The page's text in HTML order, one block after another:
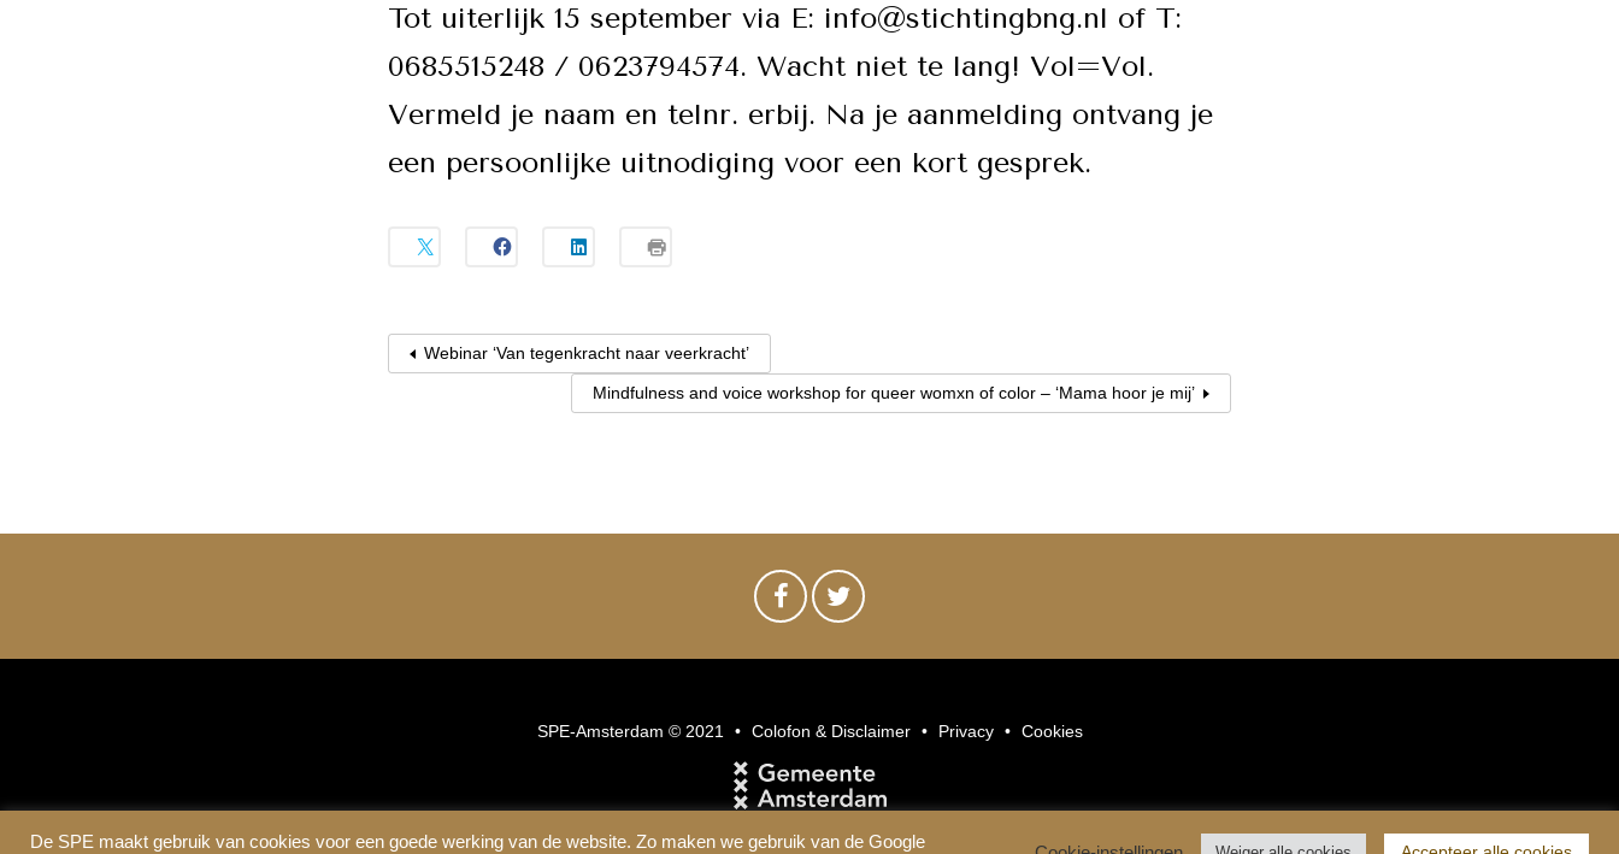
Tot uiterlijk 15 september via E: info@stichtingbng.nl of T:
0685515248 / 0623794574. Wacht niet te lang! Vol=Vol.
Vermeld je naam en telnr. erbij. Na je aanmelding ontvang je
een persoonlijke uitnodiging voor een kort gesprek.
Webinar ‘Van tegenkracht naar veerkracht’
Mindfulness and voice workshop for queer womxn of color – ‘Mama hoor je mij’
SPE-Amsterdam © 2021 Colofon & Disclaimer Privacy Cookies
De SPE maakt gebruik van cookies voor een goede werking van de website. Zo maken we gebruik van de Google